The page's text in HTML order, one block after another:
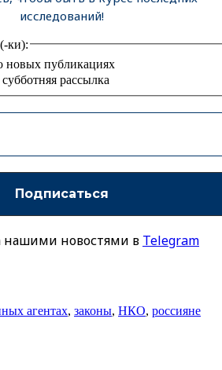
исследований!
ки):
новых публикациях
рассылка
нашими новостями в Telegram
агентах, законы, НКО, россияне